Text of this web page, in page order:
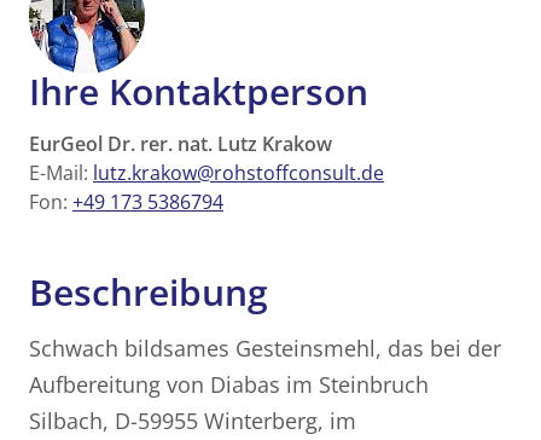
Ihre Kontaktperson
EurGeol Dr. rer. nat. Lutz Krakow
E-Mail: lutz.krakow@rohstoffconsult.de
Fon: +49 173 5386794
Beschreibung
Schwach bildsames Gesteinsmehl, das bei der
Aufbereitung von Diabas im Steinbruch
Silbach, D-59955 Winterberg, im